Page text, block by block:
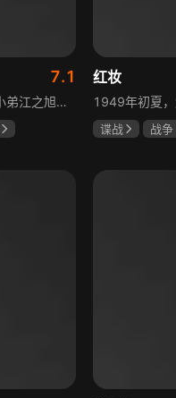
7.1
该剧讲述邻家小弟江之旭留学归来，竟成了夏千星的顶头上司。从小管着江之旭、事事压他一头的夏千星无法接受，两人互不服气，在公司内外明争暗斗。江之旭借职位刁难夏千星，夏千星则用姐姐身份压制他，然而夏千星不知道，江之旭拼尽全力坐上这个位子，就是为了陪在她身边保护她。
红妆
谍战
战争